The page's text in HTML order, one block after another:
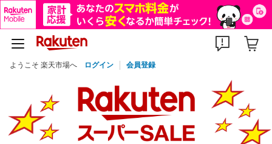
ようこそ 楽天市場へ ログイン 会員登録